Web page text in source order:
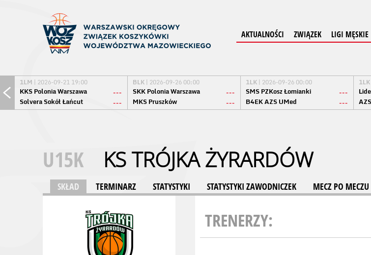
AKTUALNOŚCI ZWIĄZEK LIGI MĘSKIE
1LM | 2026-09-21 19:00
KKS Polonia Warszawa
---
Solvera Sokół Łańcut
---
BLK | 2026-09-26 00:00
SKK Polonia Warszawa
---
MKS Pruszków
---
1LK | 2026-09-26 00:00
SMS PZKosz Łomianki
---
B4EK AZS UMed
---
1LK
U15K KS TRÓJKA ŻYRARDÓW
SKŁAD TERMINARZ STATYSTYKI STATYSTYKI ZAWODNICZEK MECZ PO MECZU
TRENERZY: